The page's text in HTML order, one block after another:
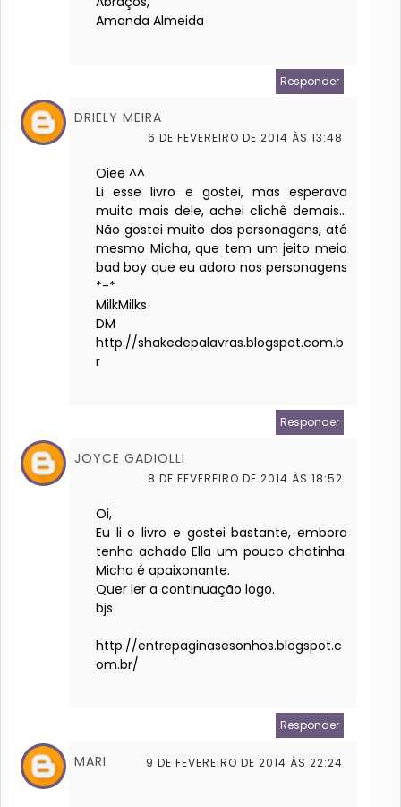
Amanda Almeida
Responder
DRIELY MEIRA
6 DE FEVEREIRO DE 2014 ÀS 13:48
Oiee ^^
Li esse livro e gostei, mas esperava
muito mais dele, achei clichê demais...
Não gostei muito dos personagens, até
mesmo Micha, que tem um jeito meio
bad boy que eu adoro nos personagens
*-*
MilkMilks
DM
http://shakedepalavras.blogspot.com.b
r
Responder
JOYCE GADIOLLI
8 DE FEVEREIRO DE 2014 ÀS 18:52
Oi,
Eu li o livro e gostei bastante, embora
tenha achado Ella um pouco chatinha.
Micha é apaixonante.
Quer ler a continuação logo.
bjs
http://entrepaginasesonhos.blogspot.c
om.br/
Responder
MARI 9 DE FEVEREIRO DE 2014 ÀS 22:24